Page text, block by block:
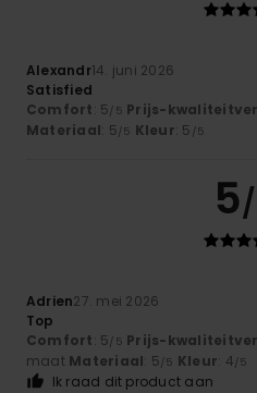
Alexandr14. juni 2026
Satisfied
Comfort: 5/5 Prijs-
Materiaal: 5/5 Kleur: 5 /5
5
Adrien27. mei 2026
Top
Comfort: 5/5 Prijs-
maat Materiaal: 5/5 Kleur: 4/5
Ik raad dit product aan